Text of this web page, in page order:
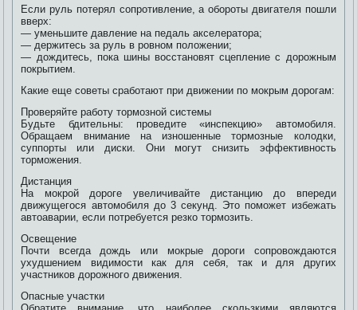
Если руль потерял сопротивление, а обороты двигателя пошли
вверх:
— уменьшите давление на педаль акселератора;
— держитесь за руль в ровном положении;
— дождитесь, пока шины восстановят сцепление с дорожным
покрытием.
Какие еще советы сработают при движении по мокрым дорогам:
Проверяйте работу тормозной системы
Будьте бдительны: проведите «инспекцию» автомобиля.
Обращаем внимание на изношенные тормозные колодки,
суппорты или диски. Они могут снизить эффективность
торможения.
Дистанция
На мокрой дороге увеличивайте дистанцию до впереди
движущегося автомобиля до 3 секунд. Это поможет избежать
автоаварии, если потребуется резко тормозить.
Освещение
Почти всегда дождь или мокрые дороги сопровождаются
ухудшением видимости как для себя, так и для других
участников дорожного движения.
Опасные участки